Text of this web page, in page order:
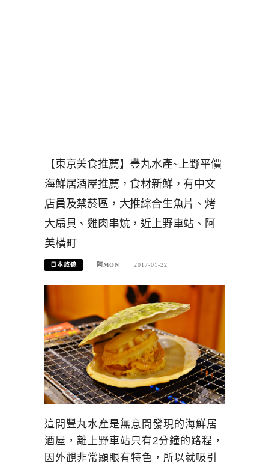
【東京美食推薦】豐丸水產~上野平價
海鮮居酒屋推薦，食材新鮮，有中文
店員及禁菸區，大推綜合生魚片、烤
大扇貝、雞肉串燒，近上野車站、阿
美橫町
日本旅遊 阿MON 2017-01-22
這間豐丸水產是無意間發現的海鮮居
酒屋，離上野車站只有2分鐘的路程，
因外觀非常顯眼有特色，所以就吸引